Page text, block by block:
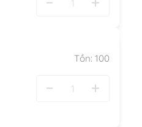
Tồn: 100